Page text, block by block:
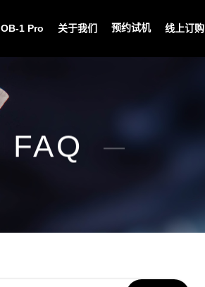
OB-1 Pro 关于我们 预约试机 线上订购
FAQ